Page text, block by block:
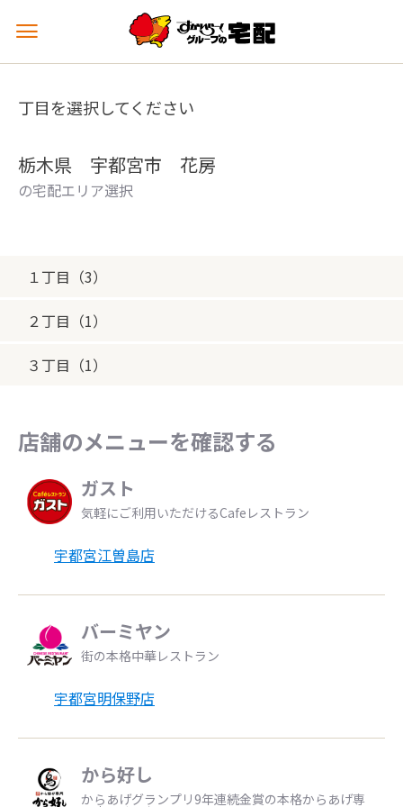
メ
ュ
を
丁目を選択してください
栃木県 宇都宮市 花房
の宅配エリア選択
１丁目（3）
２丁目（1）
３丁目（1）
店舗のメニューを確認する
ガスト
気軽にご利用いただけるCafeレストラン
宇都宮江曽島店
バーミヤン
街の本格中華レストラン
宇都宮明保野店
から好し
からあげグランプリ9年連続金賞の本格からあげ専